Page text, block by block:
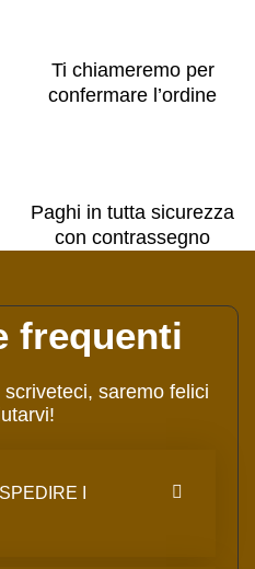
Ti chiameremo per
confermare l’ordine
Paghi in tutta sicurezza
con contrassegno
frequenti
saremo felici
I